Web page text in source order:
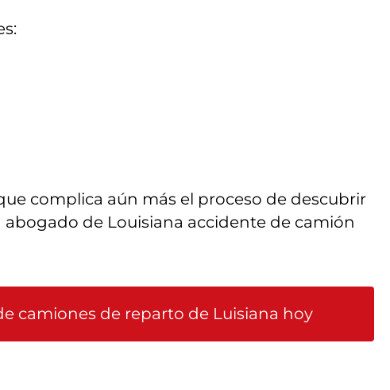
complica aún más el proceso de descubrir
de Louisiana accidente de camión
camiones de reparto de Luisiana hoy